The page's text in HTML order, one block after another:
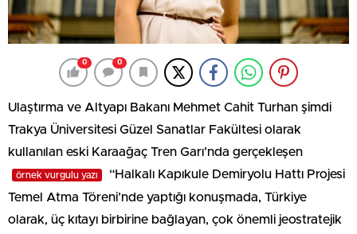
0 0
Ulaştırma ve Altyapı Bakanı Mehmet Cahit Turhan şimdi
Trakya Üniversitesi Güzel Sanatlar Fakültesi olarak
kullanılan eski Karaağaç Tren Garı’nda gerçekleşen
örnek vurgulu yazı
“Halkalı Kapıkule Demiryolu Hattı Projesi
Temel Atma Töreni’nde yaptığı konuşmada, Türkiye
olarak, üç kıtayı birbirine bağlayan, çok önemli jeostratejik